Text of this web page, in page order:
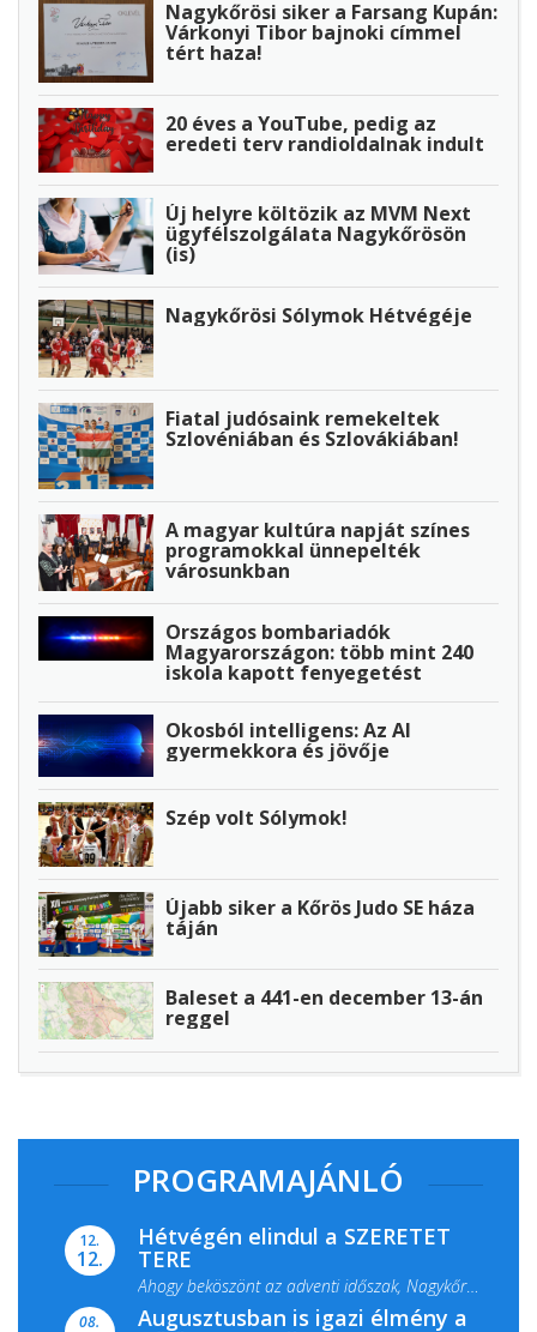
Nagykőrösi siker a Farsang Kupán:
Várkonyi Tibor bajnoki címmel
tért haza!
20 éves a YouTube, pedig az
eredeti terv randioldalnak indult
Új helyre költözik az MVM Next
ügyfélszolgálata Nagykőrösön
(is)
Nagykőrösi Sólymok Hétvégéje
Fiatal judósaink remekeltek
Szlovéniában és Szlovákiában!
A magyar kultúra napját színes
programokkal ünnepelték
városunkban
Országos bombariadók
Magyarországon: több mint 240
iskola kapott fenyegetést
Okosból intelligens: Az AI
gyermekkora és jövője
Szép volt Sólymok!
Újabb siker a Kőrös Judo SE háza
táján
Baleset a 441-en december 13-án
reggel
PROGRAMAJÁNLÓ
12.
12.
Hétvégén elindul a SZERETET
TERE
Ahogy beköszönt az adventi időszak, Nagykőrös
ismét megtelik ünnepi fénnyel és közös...
08. Augusztusban is igazi élmény a